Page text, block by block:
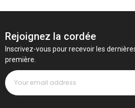
Rejoignez la cordée
Inscrivez-vous pour recevoir les
première.